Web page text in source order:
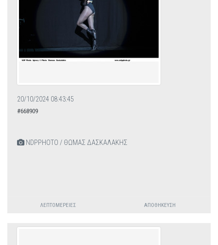
20/10/2024 08:43:45
#668909
NDPPHOTO / ΘΩΜΑΣ ΔΑΣΚΑΛΑΚΗΣ
ΛΕΠΤΟΜΈΡΕΙΕΣ ΑΠΟΘΉΚΕΥΣΗ